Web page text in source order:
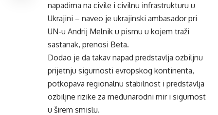
napadima na civile i civilnu infrastrukturu u
Ukrajini – naveo je ukrajinski ambasador pri
UN-u Andrij Melnik u pismu u kojem traži
sastanak, prenosi Beta.
Dodao je da takav napad predstavlja ozbiljnu
prijetnju sigurnosti evropskog kontinenta,
potkopava regionalnu stabilnost i predstavlja
ozbiljne rizike za međunarodni mir i sigurnost
u širem smislu.